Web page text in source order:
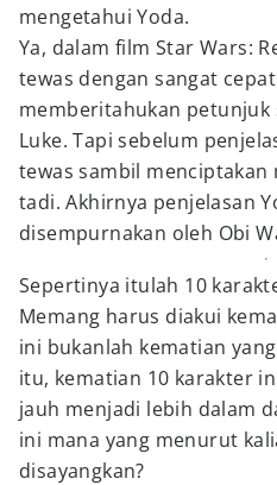
mengetahui Yoda.
Ya, dalam film Star Wars:
tewas dengan sangat
memberitahukan petunjuk
Luke. Tapi sebelum
tewas sambil
tadi. Akhirnya penjelasan
disempurnakan oleh Obi
Sepertinya itulah 10
Memang harus diakui
ini bukanlah kematian
itu, kematian 10 karakter
jauh menjadi lebih dalam
ini mana yang menurut
disayangkan?